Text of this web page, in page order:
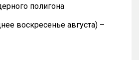
полигона
воскресенье августа) –